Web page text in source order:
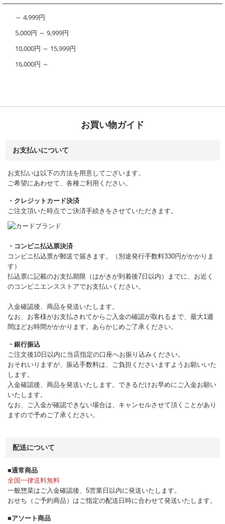
～ 4,999円
5,000円 ～ 9,999円
10,000円 ～ 15,999円
16,000円 ～
お買い物ガイド
お支払いについて
お支払いは以下の方法を用意してございます。
ご希望にあわせて、各種ご利用ください。
・クレジットカード決済
ご注文頂いた時点でご決済手続きをさせていただきます。
・コンビニ払込票決済
コンビニ払込票が郵送で届きます。（別途発行手数料330円がかかりま
す）
払込票に記載のお支払期限（はがきが到着後7日以内）までに、お近く
のコンビニエンスストアでお支払いください。
入金確認後、商品を発送いたします。
なお、お客様がお支払されてからご入金の確認が取れるまで、最大1週
間ほどお時間がかかります。あらかじめご了承ください。
・銀行振込
ご注文後10日以内に当店指定の口座へお振り込みください。
おそれいりますが、振込手数料は、ご負担くださいますようお願いいた
します。
入金確認後、商品を発送いたします。できるだけお早めにご入金お願い
いたします。
なお、ご入金が確認できない場合は、キャンセルさせて頂くことがあり
ますので予めご了承ください。
配送について
■通常商品
全国一律送料無料
一般惣菜はご入金確認後、5営業日以内に発送いたします。
おせち（ご予約商品）はご指定の配送日時に合わせて発送いたします。
■アソート商品